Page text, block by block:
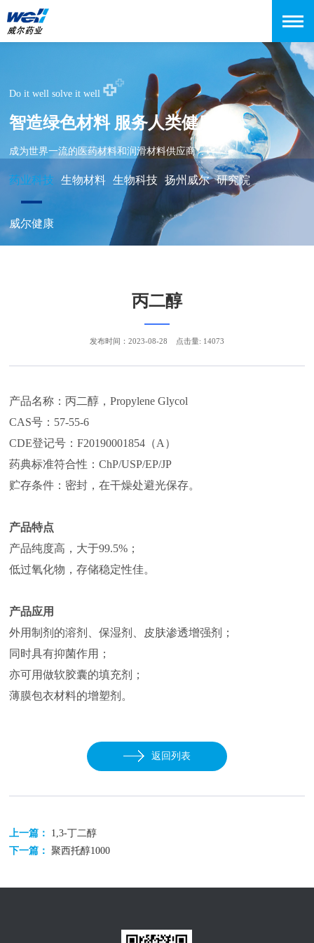
Do it well solve it well
智造绿色材料 服务人类健康
成为世界一流的医药材料和润滑材料供应商
药业科技 生物材料 生物科技 扬州威尔 研究院
威尔健康
丙二醇
产品名称：丙二醇，Propylene Glycol
CAS号：57-55-6
CDE登记号：F20190001854（A）
药典标准符合性：ChP/USP/EP/JP
贮存条件：密封，在干燥处避光保存。
产品特点
产品纯度高，大于99.5%；
低过氧化物，存储稳定性佳。
产品应用
外用制剂的溶剂、保湿剂、皮肤渗透增强剂；
同时具有抑菌作用；
亦可用做软胶囊的填充剂；
薄膜包衣材料的增塑剂。
返回列表
上一篇： 1,3-丁二醇
下一篇：聚西托醇1000